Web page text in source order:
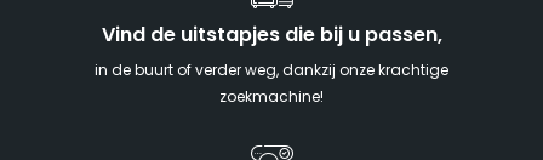
Vind de uitstapjes die bij u passen,
in de buurt of verder weg, dankzij onze krachtige
zoekmachine!